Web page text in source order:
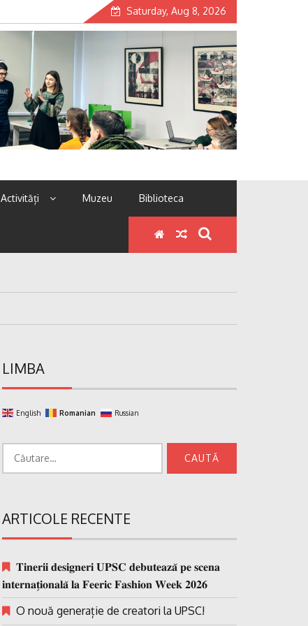
Saturday, Aug 8, 2026
Activități Muzeu Biblioteca
LIMBA
English Romanian Russian
ARTICOLE RECENTE
𝐓𝐢𝐧𝐞𝐫𝐢𝐢 𝐝𝐞𝐬𝐢𝐠𝐧𝐞𝐫𝐢 𝐔𝐏𝐒𝐂 𝐝𝐞𝐛𝐮𝐭𝐞𝐚𝐳𝐚̆ 𝐩𝐞 𝐬𝐜𝐞𝐧𝐚
𝐢𝐧𝐭𝐞𝐫𝐧𝐚𝐭̗𝐢𝐨𝐧𝐚𝐥𝐚̆ 𝐥𝐚 𝐅𝐞𝐞𝐫𝐢𝐜 𝐅𝐚𝐬𝐡𝐢𝐨𝐧 𝐖𝐞𝐞𝐤 𝟐𝟎𝟐𝟔
O nouă generație de creatori la UPSC!